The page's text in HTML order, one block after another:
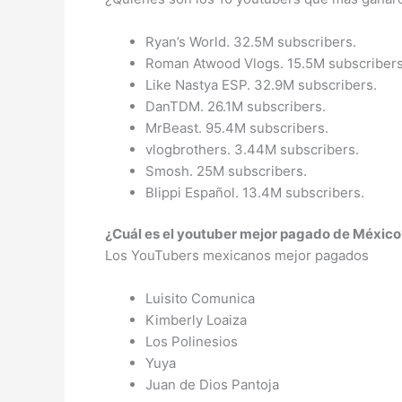
Ryan’s World. 32.5M subscribers.
Roman Atwood Vlogs. 15.5M
Like Nastya ESP. 32.9M subscribers.
DanTDM. 26.1M subscribers.
MrBeast. 95.4M subscribers.
vlogbrothers. 3.44M subscribers.
Smosh. 25M subscribers.
Blippi Español. 13.4M subscribers.
¿Cuál es el youtuber mejor pagado de
Los YouTubers mexicanos mejor pagados
Luisito Comunica
Kimberly Loaiza
Los Polinesios
Yuya
Juan de Dios Pantoja